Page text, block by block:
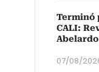
Terminó
CALI:
07/08/